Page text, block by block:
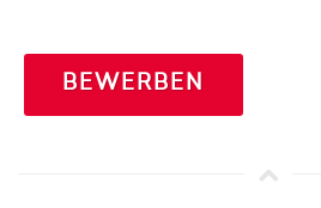
BEWERBEN